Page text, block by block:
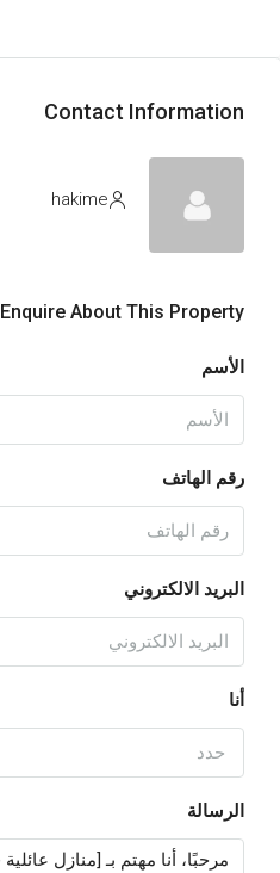
Contact Information
hakime
Enquire About This Property
الأسم
رقم الهاتف
البريد الالكتروني
أنا
حدد
الرسالة